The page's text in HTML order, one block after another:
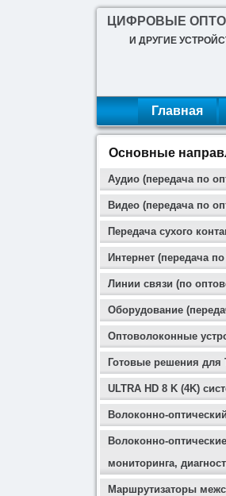
ЦИФРОВЫЕ
И ДРУГИЕ
Главная
Основные
Аудио (передача по
Видео (передача по
Передача сухого
Интернет (передача
Линии связи (по
Оборудование
Оптоволоконные
Готовые решения для
ULTRA HD 8 K (4K)
Волоконно-
Волоконно-
мониторинга,
Маршрутизаторы